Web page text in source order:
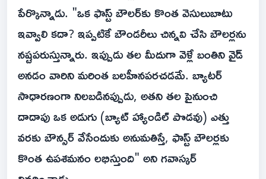
పేర్కొన్నాడు. "ఒక ఫాస్ట్ బౌలర్‌కు కొంత వెసులుబాటు
ఇవ్వాలి కదా? ఇప్పటికే బౌండరీలు చిన్నవి చేసి బౌలర్లను
నష్టపరుస్తున్నారు. ఇప్పుడు తల మీదుగా వెళ్లే బంతిని వైడ్
అనడం వారిని మరింత బలహీనపరచడమే. బ్యాటర్
సాధారణంగా నిలబడినప్పుడు, అతని తల పైనుంచి
దాదాపు ఒక అడుగు (బ్యాట్ హ్యాండిల్ పొడవు) ఎత్తు
వరకు బౌన్సర్ వేసేందుకు అనుమతిస్తే, ఫాస్ట్ బౌలర్లకు
కొంత ఉపశమనం లభిస్తుంది" అని గ‌వాస్క‌ర్‌